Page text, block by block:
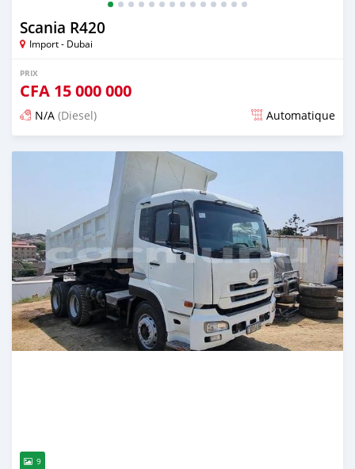
Scania R420
Import - Dubai
PRIX
CFA 15 000 000
N/A (Diesel) Automatique
Publié il y a plus de 2 ans
9